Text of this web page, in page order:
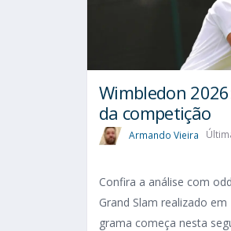
Wimbledon
da competição
Armando Vieira
Confira a análise com
Grand Slam realizado
grama começa nesta